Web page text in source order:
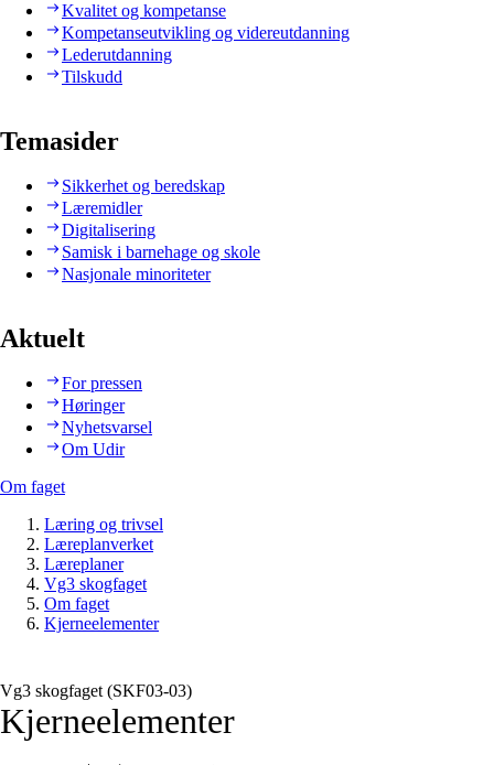
Kvalitet og kompetanse
Kompetanseutvikling og videreutdanning
Lederutdanning
Tilskudd
Temasider
Sikkerhet og beredskap
Læremidler
Digitalisering
Samisk i barnehage og skole
Nasjonale minoriteter
Aktuelt
For pressen
Høringer
Nyhetsvarsel
Om Udir
Om faget
Læring og trivsel
Læreplanverket
Læreplaner
Vg3 skogfaget
Om faget
Kjerneelementer
Vg3 skogfaget (SKF03‑03)
Kjerneelementer